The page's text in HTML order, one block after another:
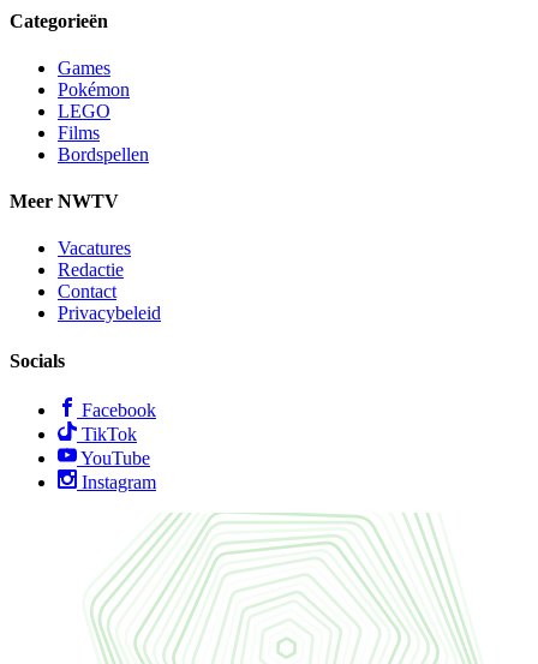
Categorieën
Games
Pokémon
LEGO
Films
Bordspellen
Meer NWTV
Vacatures
Redactie
Contact
Privacybeleid
Socials
Facebook
TikTok
YouTube
Instagram